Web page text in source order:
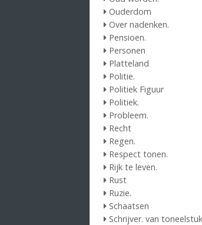
Ouderdom
Over nadenken.
Pensioen.
Personen
Platteland
Politie.
Politiek Figuur
Politiek.
Probleem.
Recht
Regen.
Respect tonen.
Rijk te leven.
Rust
Ruzie.
Schaatsen
Schrijver. van